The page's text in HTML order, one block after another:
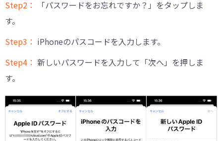
Step2：
「パスワードをお忘れですか？」をタップしま
す。
Step3： iPhoneのパスコードを入力します。
Step4： 新しいパスワードを入力して「次へ」を押しま
す。